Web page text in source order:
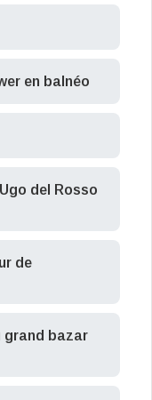
en balnéo
del Rosso
de
grand bazar